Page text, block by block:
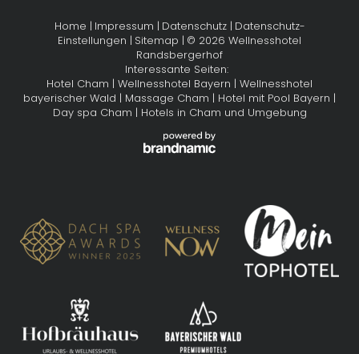
Home | Impressum | Datenschutz | Datenschutz-
Einstellungen | Sitemap | © 2026 Wellnesshotel
Randsbergerhof
Interessante Seiten:
Hotel Cham | Wellnesshotel Bayern | Wellnesshotel
bayerischer Wald | Massage Cham | Hotel mit Pool Bayern |
Day spa Cham | Hotels in Cham und Umgebung